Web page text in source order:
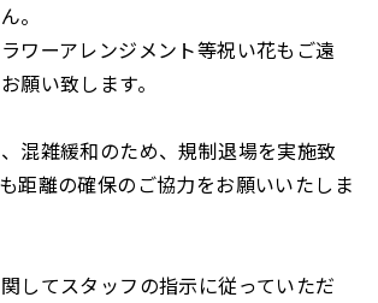
。
ワーアレンジメント等祝い花もご遠
願い致します。
混雑緩和のため、規制退場を実施致
距離の確保のご協力をお願いいたしま
してスタッフの指示に従っていただ